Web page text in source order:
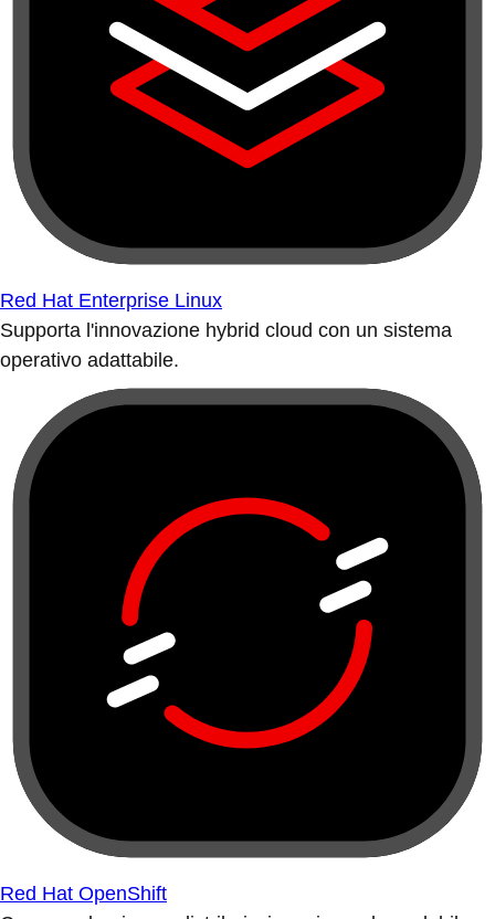
Red Hat Enterprise Linux
Supporta l'innovazione hybrid cloud con un sistema
operativo adattabile.
Red Hat OpenShift